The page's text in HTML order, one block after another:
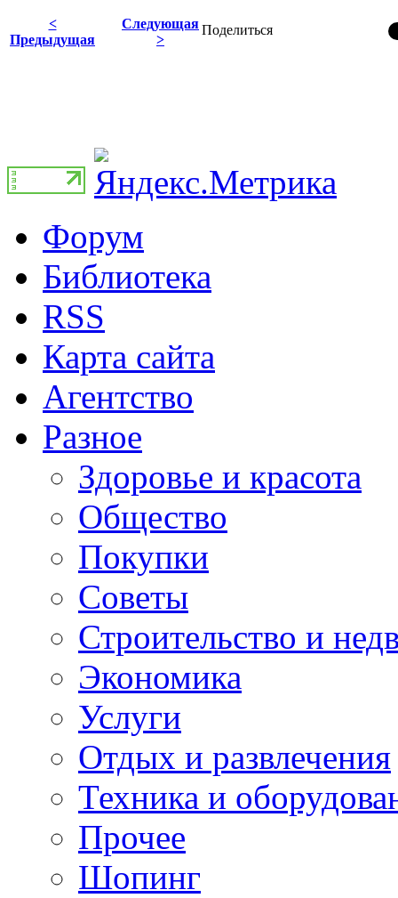
Поделиться
<
Предыдущая
Следующая
>
Форум
Библиотека
RSS
Карта сайта
Агентство
Разное
Здоровье и красота
Общество
Покупки
Советы
Строительство и
Экономика
Услуги
Отдых и развлечения
Техника и
Прочее
Шопинг